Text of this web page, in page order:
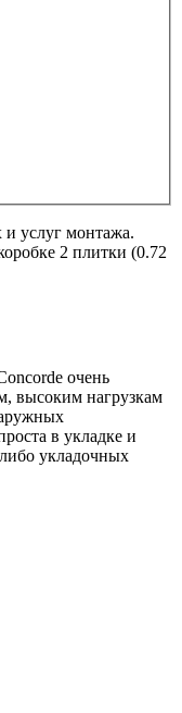
и услуг монтажа.
2 плитки (0.72
очень
высоким нагрузкам
в укладке и
либо укладочных